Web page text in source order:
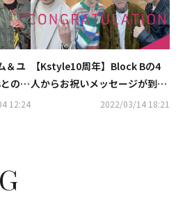
＆ユ
の専
集ま
12:24
【Kstyle10周年】Block Bの4
人からお祝いメッセージが到
着！直筆サイン入りチェキを各
2022/03/14 18:21